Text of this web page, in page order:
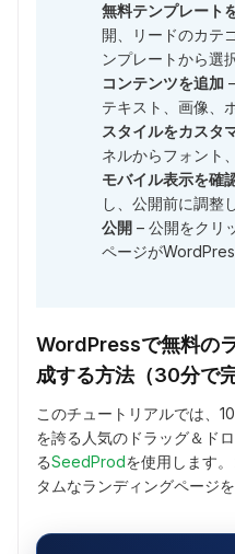
無料テンプレート
開、リードのカテ
ンプレートから選
コンテンツを追加
テキスト、画像、
スタイルをカスタ
ネルからフォント
モバイル表示を確
し、公開前に調整
公開 – 公開をクリ
ページが
WordPressで無料の
成する方法（30分で完
このチュートリアルでは、
を誇る人気のドラッグ＆ド
るSeedProdを使用します
タムなランディングページを